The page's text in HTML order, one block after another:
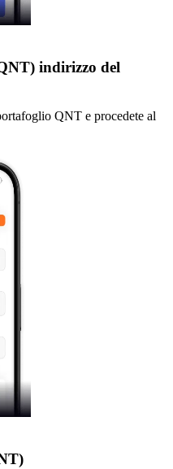
indirizzo del
QNT e procedete al